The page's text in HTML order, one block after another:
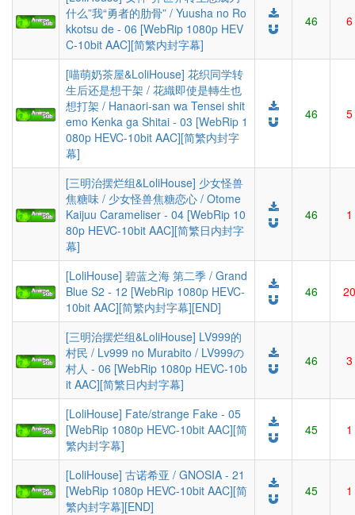
什么”我“勇者的肋骨” / Yuusha no Ro
kkotsu de - 06 [WebRip 1080p HEV
C-10bit AAC][简繁内封字幕]
46 6
[喵萌奶茶屋&LoliHouse] 花织同学转
生后还是想干架 / 花織即使是轉生也
想打架 / Hanaori-san wa Tensei shit
emo Kenka ga Shitai - 03 [WebRip 1
080p HEVC-10bit AAC][简繁内封字
幕]
46 5
[三明治摆烂组&LoliHouse] 少女怪兽
焦糖味 / 少女怪兽焦糖恋心 / Otome
Kaijuu Carameliser - 04 [WebRip 10
80p HEVC-10bit AAC][简繁日内封字
幕]
46 1
[LoliHouse] 碧蓝之海 第二季 / Grand
Blue S2 - 12 [WebRip 1080p HEVC-
10bit AAC][简繁内封字幕][END]
46 20
[三明治摆烂组&LoliHouse] LV999的
村民 / Lv999 no Murabito / LV999の
村人 - 06 [WebRip 1080p HEVC-10b
it AAC][简繁日内封字幕]
46 3
[LoliHouse] Fate/strange Fake - 05
[WebRip 1080p HEVC-10bit AAC][简
繁内封字幕]
45 1
[LoliHouse] 古诺希亚 / GNOSIA - 21
[WebRip 1080p HEVC-10bit AAC][简
繁内封字幕][END]
45 1